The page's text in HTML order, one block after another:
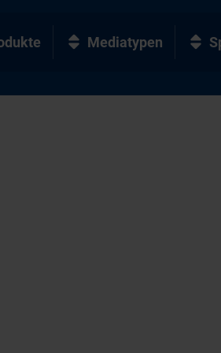
Mediatypen